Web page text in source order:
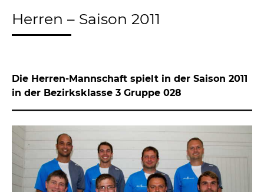
Herren – Saison 2011
Die Herren-Mannschaft spielt in der Saison 2011
in der Bezirksklasse 3 Gruppe 028